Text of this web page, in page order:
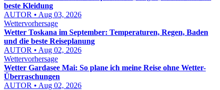
beste Kleidung
AUTOR • Aug 03, 2026
Wettervorhersage
Wetter Toskana im September: Temperaturen, Regen, Baden
und die beste Reiseplanung
AUTOR • Aug 02, 2026
Wettervorhersage
Wetter Gardasee Mai: So plane ich meine Reise ohne Wetter-
Überraschungen
AUTOR • Aug 02, 2026